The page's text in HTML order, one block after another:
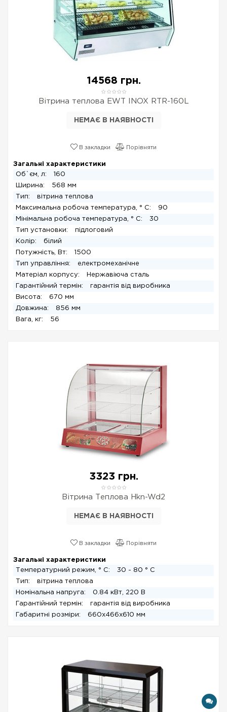
14568 грн.
Вітрина теплова EWT INOX RTR-160L
НЕМАЄ В НАЯВНОСТІ
В закладки Порівняти
Загальні характеристики
Об`єм, л:
160
Ширина:
568 мм
Тип:
вітрина теплова
Максимальна робоча температура, ° C:
90
Мінімальна робоча температура, ° C:
30
Тип установки:
підлоговий
Колір:
білий
Потужність, Вт:
1500
Тип управління:
електромеханічне
Матеріал корпусу:
Нержавіюча сталь
Гарантійний термін:
гарантія від виробника
Висота:
670 мм
Довжина:
856 мм
Вага, кг:
56
3323 грн.
Вітрина Теплова Hkn-Wd2
НЕМАЄ В НАЯВНОСТІ
В закладки Порівняти
Загальні характеристики
Температурний режим, ° С:
30 - 80 ° C
Тип:
вітрина теплова
Номінальна напруга:
0.84 кВт, 220 В
Гарантійний термін:
гарантія від виробника
Габаритні розміри:
660x466x610 мм